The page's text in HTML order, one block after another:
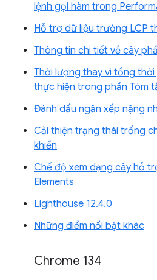
lệnh gọi hàm trong
Hỗ trợ dữ liệu trường LCP
Thông tin chi tiết về cây
Thời lượng thay vì tổng
thực hiện trong phần Tóm
Đánh dấu ngăn xếp nặng
Cải thiện trạng thái trống
khiển
Chế độ xem dạng cây hỗ
Elements
Lighthouse 12.4.0
Những điểm nổi bật khác
Chrome 134